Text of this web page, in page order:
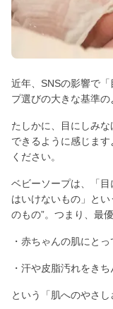
近年、SNSの影響で
プ選びの大きな基準の
たしかに、目にしみ
できるように感じま
ください。
ベビーソープは、「
はいけないもの」と
のもの”。つまり、最
・赤ちゃんの肌にと
・汗や皮脂汚れをき
という「肌へのやさし